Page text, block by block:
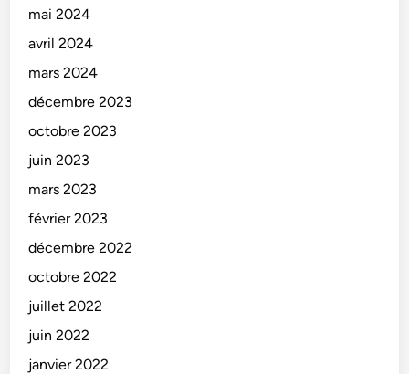
mai 2024
avril 2024
mars 2024
décembre 2023
octobre 2023
juin 2023
mars 2023
février 2023
décembre 2022
octobre 2022
juillet 2022
juin 2022
janvier 2022